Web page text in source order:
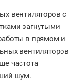
вентиляторов с
загнутыми
в прямом и
вентиляторов
частота
шум.